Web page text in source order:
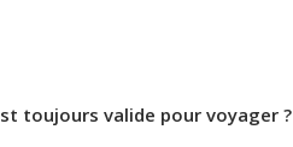
toujours valide pour voyager ?